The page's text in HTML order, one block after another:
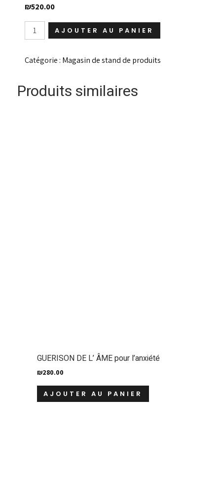
₪520.00
quantité
puissante
de
5
AJOUTER AU PANIER
Catégorie : Magasin de stand de produits
Produits similaires
GUERISON DE L’ ÂME pour l’anxiété
₪280.00
AJOUTER AU PANIER